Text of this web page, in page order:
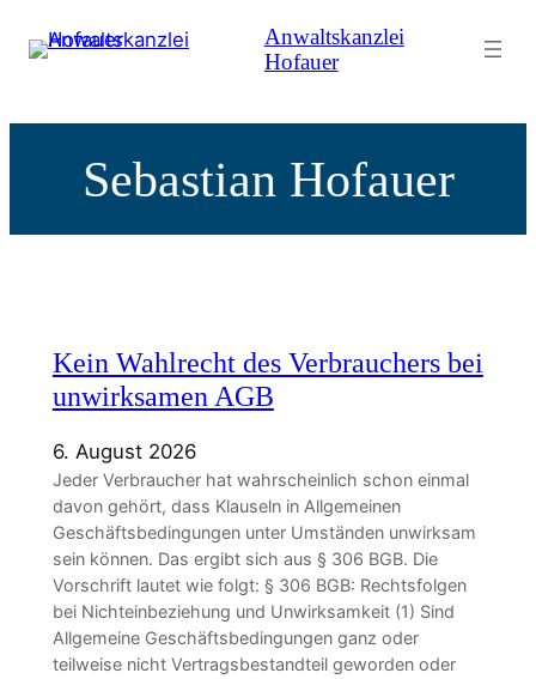
Inhalt
Anwaltskanzlei
Hofauer
Sebastian Hofauer
Kein Wahlrecht des Verbrauchers bei
unwirksamen AGB
6. August 2026
Jeder Verbraucher hat wahrscheinlich schon einmal
davon gehört, dass Klauseln in Allgemeinen
Geschäftsbedingungen unter Umständen unwirksam
sein können. Das ergibt sich aus § 306 BGB. Die
Vorschrift lautet wie folgt: § 306 BGB: Rechtsfolgen
bei Nichteinbeziehung und Unwirksamkeit (1) Sind
Allgemeine Geschäftsbedingungen ganz oder
teilweise nicht Vertragsbestandteil geworden oder